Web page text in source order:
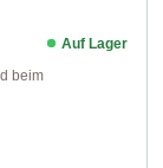
beim
Auf Lager